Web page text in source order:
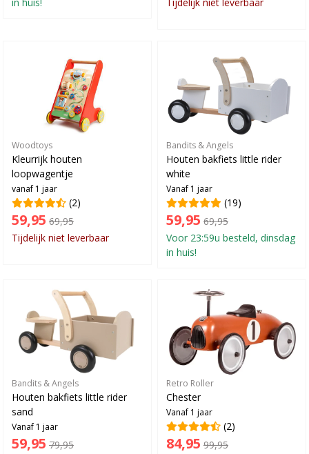
Woodtoys
Kleurrijk houten
loopwagentje
vanaf 1 jaar
(2)
59,95 69,95
Tijdelijk niet leverbaar
Bandits & Angels
Houten bakfiets little rider
white
Vanaf 1 jaar
(19)
59,95 69,95
Voor 23:59u besteld, dinsdag
in huis!
Bandits & Angels
Houten bakfiets little rider
sand
Vanaf 1 jaar
59,95 79,95
Retro Roller
Chester
Vanaf 1 jaar
(2)
84,95 99,95